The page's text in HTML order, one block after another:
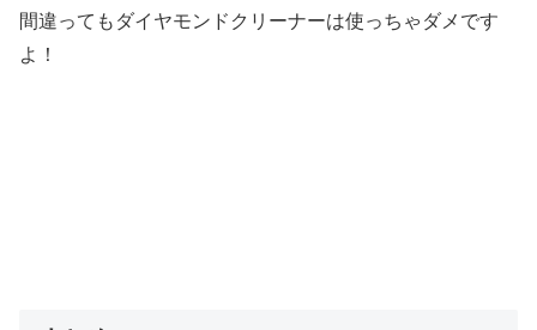
間違ってもダイヤモンドクリーナーは使っちゃダメです
よ！